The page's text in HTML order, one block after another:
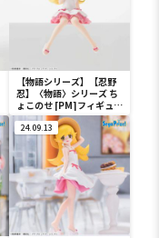
【物語シリーズ】【忍野
忍】〈物語〉シリーズ ち
ょこのせ [PM]フィギュ
ア“忍野忍”
24.09.13